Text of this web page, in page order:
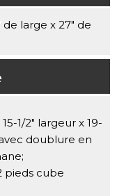
de large x 27" de
1/2" largeur x 19-
doublure en
pieds cube